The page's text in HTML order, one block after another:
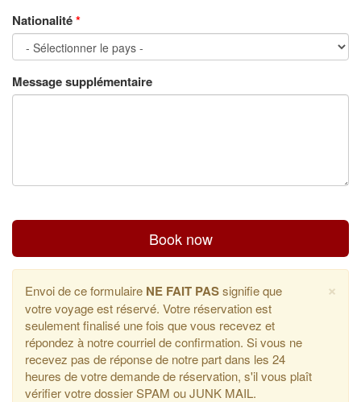
Nationalité*
Message supplémentaire
Book now
×
Envoi de ce formulaire NE FAIT PASsignifie que
votre voyage est réservé. Votre réservation est
seulement finalisé une fois que vous recevez et
répondez à notre courriel de confirmation. Si vous ne
recevez pas de réponse de notre part dans les 24
heures de votre demande de réservation, s'il vous plaît
vérifier votre dossier SPAM ou JUNK MAIL.